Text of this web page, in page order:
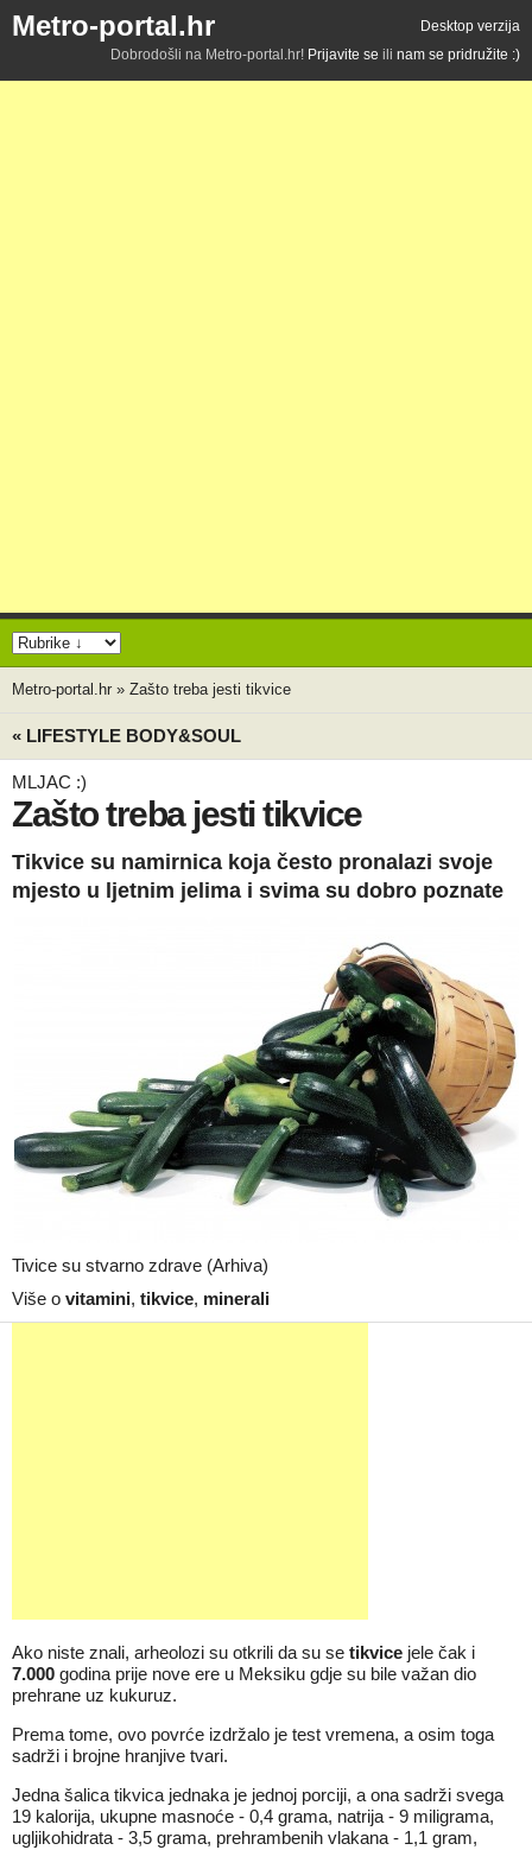
Metro-portal.hr
Desktop verzija
Dobrodošli na Metro-portal.hr! Prijavite se ili nam se pridružite :)
Metro-portal.hr » Zašto treba jesti tikvice
« LIFESTYLE BODY&SOUL
MLJAC :)
Zašto treba jesti tikvice
Tikvice su namirnica koja često pronalazi svoje
mjesto u ljetnim jelima i svima su dobro poznate
Tivice su stvarno zdrave (Arhiva)
Više o vitamini, tikvice, minerali
Ako niste znali, arheolozi su otkrili da su se tikvice jele čak i
7.000 godina prije nove ere u Meksiku gdje su bile važan dio
prehrane uz kukuruz.
Prema tome, ovo povrće izdržalo je test vremena, a osim toga
sadrži i brojne hranjive tvari.
Jedna šalica tikvica jednaka je jednoj porciji, a ona sadrži svega
19 kalorija, ukupne masnoće - 0,4 grama, natrija - 9 miligrama,
ugljikohidrata - 3,5 grama, prehrambenih vlakana - 1,1 gram,